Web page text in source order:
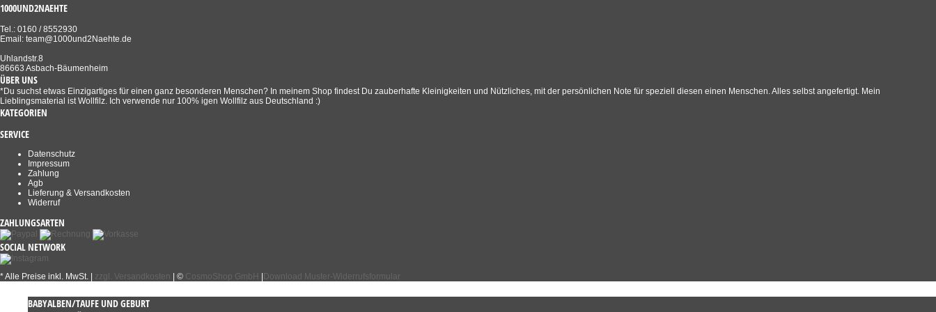
1000UND2NAEHTE
Tel.: 0160 / 8552930
Email: team@1000und2Naehte.de
Uhlandstr.8
86663 Asbach-Bäumenheim
ÜBER UNS
*Du suchst etwas Einzigartiges für einen ganz besonderen Menschen? In meinem Shop findest Du zauberhafte Kleinigkeiten und Nützliches, mit der persönlichen Note für speziell diesen einen Menschen. Alles selbst angefertigt. Mein
Lieblingsmaterial ist Wollfilz. Ich verwende nur 100% igen Wollfilz aus Deutschland :)
KATEGORIEN
SERVICE
Datenschutz
Impressum
Zahlung
Agb
Lieferung & Versandkosten
Widerruf
ZAHLUNGSARTEN
SOCIAL NETWORK
* Alle Preise inkl. MwSt. | zzgl. Versandkosten | © CosmoShop GmbH |Download Muster-Widerrufsformular
BABYALBEN/TAUFE UND GEBURT